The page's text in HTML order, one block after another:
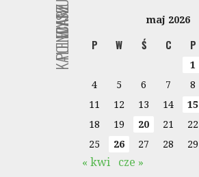
KALENDARZ maj 2026
P W Ś C P
1
4
5 6 7 8
11
12 13 14 15
18
19 20 21 22
25
26 27 28 29
« kwi cze »
POLECANE